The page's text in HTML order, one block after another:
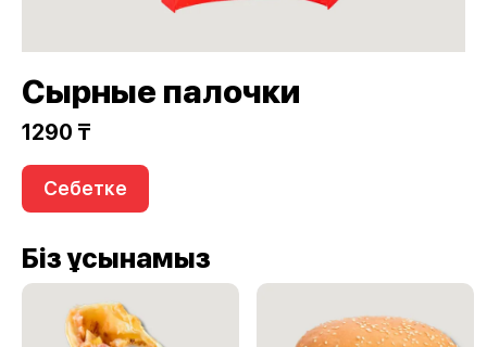
Сырные палочки
1290 ₸
Себетке
Біз ұсынамыз